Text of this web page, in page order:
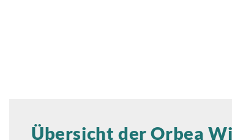
Übersicht der Orbea